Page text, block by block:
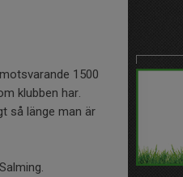
1500
klubben har.
så länge man är